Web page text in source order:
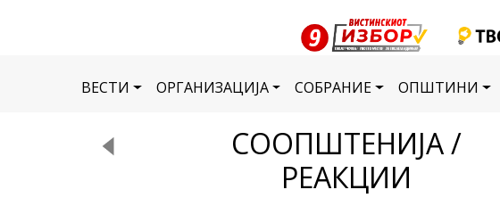
ВЕСТИ ОРГАНИЗАЦИЈА СОБРАНИЕ ОПШТИНИ
СООПШТЕНИЈА /
РЕАКЦИИ